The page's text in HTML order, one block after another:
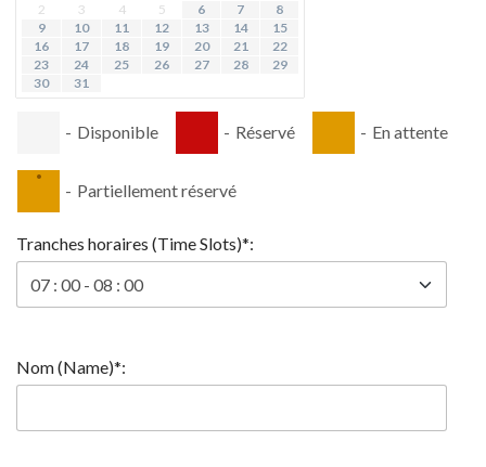
2 3 4 5 6 7
8
9
10 11 12 13 14
15
16
17 18 19 20 21
22
23
24 25 26 27 28
29
30
31
- Disponible - Réservé - En attente
·
- Partiellement réservé
Tranches horaires (Time Slots)*:
Nom (Name)*: